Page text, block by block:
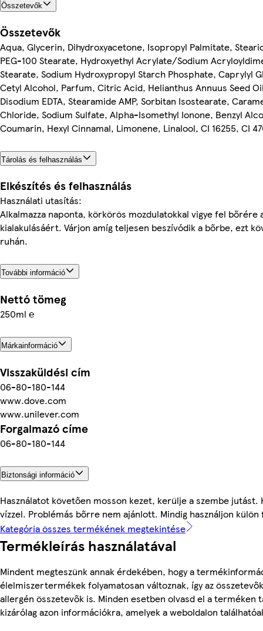
Összetevők
Összetevők
Aqua, Glycerin, Dihydroxyacetone, Isopropyl Palmitate,
PEG-100 Stearate, Hydroxyethyl Acrylate/Sodium
Stearate, Sodium Hydroxypropyl Starch Phosphate, Caprylyl
Cetyl Alcohol, Parfum, Citric Acid, Helianthus Annuus Seed
Disodium EDTA, Stearamide AMP, Sorbitan Isostearate,
Chloride, Sodium Sulfate, Alpha-Isomethyl Ionone, Benzyl
Coumarin, Hexyl Cinnamal, Limonene, Linalool, CI 16255, CI
Tárolás és felhasználás
Elkészítés és felhasználás
Használati utasítás:
Alkalmazza naponta, körkörös mozdulatokkal vigye fel bőrére
kialakulásáért. Várjon amíg teljesen beszívódik a bőrbe, ezt
ruhán.
További információ
Nettó tömeg
250ml ℮
Márkainformáció
Visszaküldési cím
06-80-180-144
www.dove.com
www.unilever.com
Forgalmazó címe
06-80-180-144
Biztonsági információ
Használatot követően mosson kezet, kerülje a szembe
vízzel. Problémás bőrre nem ajánlott. Mindig használjon
Kategória összes termékének megtekintése
Termékleírás használatával
Mindent megteszünk annak érdekében, hogy a
élelmiszertermékek folyamatosan változnak, így az
allergén összetevők is. Minden esetben olvasd el a terméken
kizárólag azon információkra, amelyek a weboldalon